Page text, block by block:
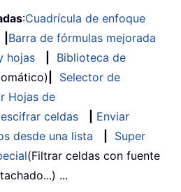
:Cuadrícula de enfoque
Barra de fórmulas mejorada
hojas
Biblioteca de
Selector de
Hojas de
celdas
Enviar
desde una lista
Super
(Filtrar celdas con fuente
...